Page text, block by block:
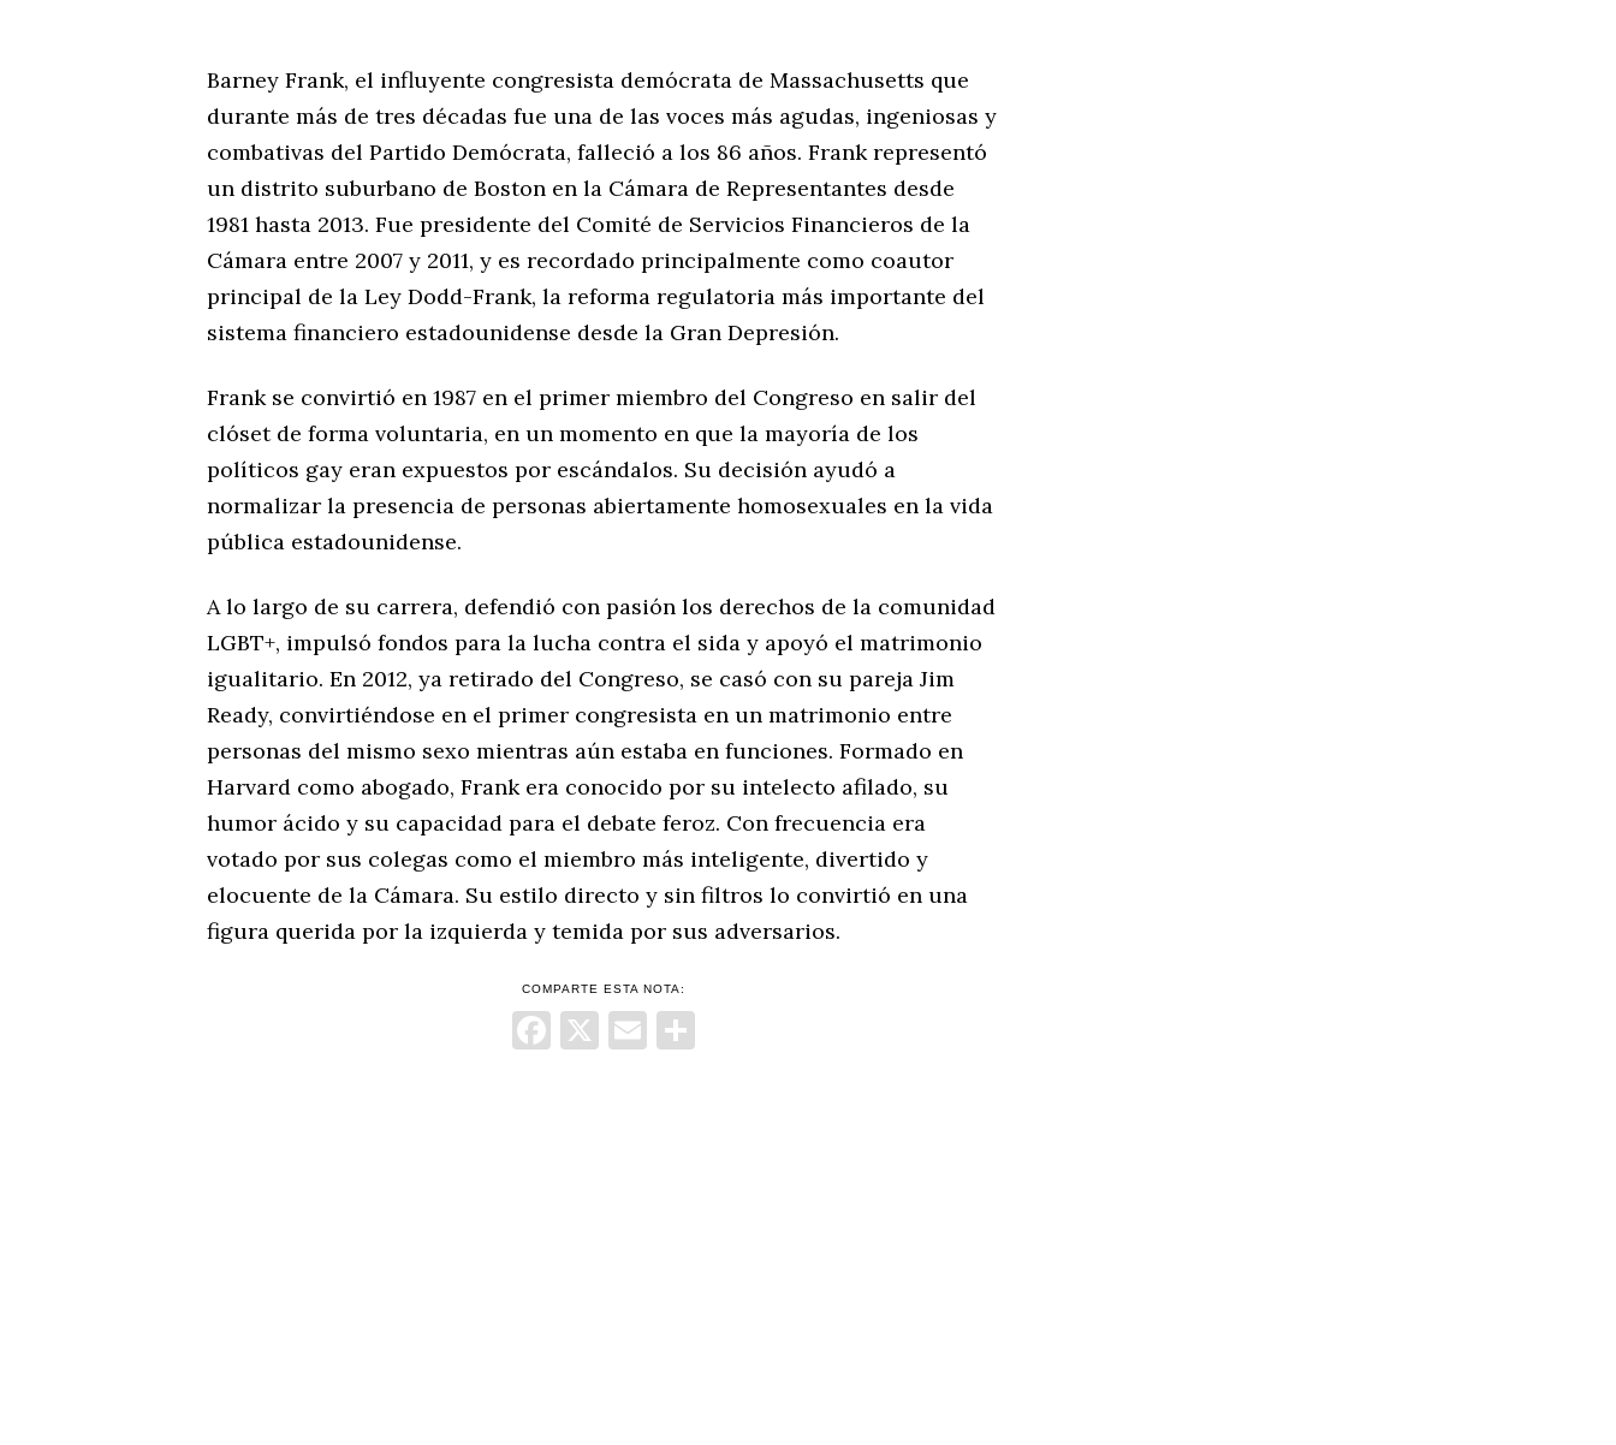
Barney Frank, el influyente congresista demócrata de Massachusetts que
durante más de tres décadas fue una de las voces más agudas, ingeniosas y
combativas del Partido Demócrata, falleció a los 86 años. Frank representó
un distrito suburbano de Boston en la Cámara de Representantes desde
1981 hasta 2013. Fue presidente del Comité de Servicios Financieros de la
Cámara entre 2007 y 2011, y es recordado principalmente como coautor
principal de la Ley Dodd-Frank, la reforma regulatoria más importante del
sistema financiero estadounidense desde la Gran Depresión.
Frank se convirtió en 1987 en el primer miembro del Congreso en salir del
clóset de forma voluntaria, en un momento en que la mayoría de los
políticos gay eran expuestos por escándalos. Su decisión ayudó a
normalizar la presencia de personas abiertamente homosexuales en la vida
pública estadounidense.
A lo largo de su carrera, defendió con pasión los derechos de la comunidad
LGBT+, impulsó fondos para la lucha contra el sida y apoyó el matrimonio
igualitario. En 2012, ya retirado del Congreso, se casó con su pareja Jim
Ready, convirtiéndose en el primer congresista en un matrimonio entre
personas del mismo sexo mientras aún estaba en funciones. Formado en
Harvard como abogado, Frank era conocido por su intelecto afilado, su
humor ácido y su capacidad para el debate feroz. Con frecuencia era
votado por sus colegas como el miembro más inteligente, divertido y
elocuente de la Cámara. Su estilo directo y sin filtros lo convirtió en una
figura querida por la izquierda y temida por sus adversarios.
COMPARTE ESTA NOTA:
Facebook
X Email